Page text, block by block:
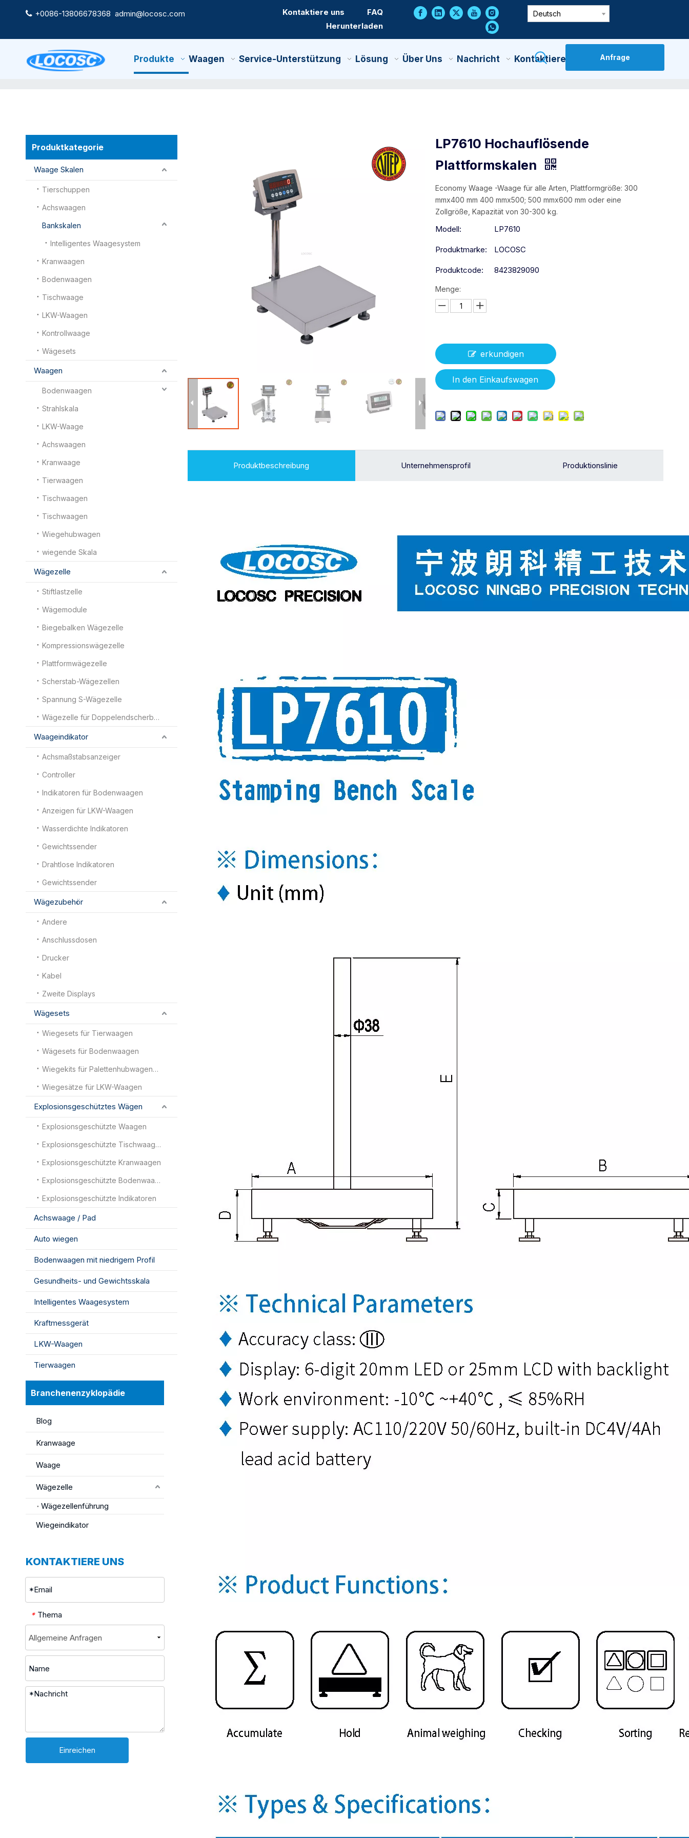
 +0086-13806678368 admin@locosc.com Kontaktiere uns
FAQ
Herunterladen
Deutsch
Produkte Waagen Service-Unterstützung Lösung Über Uns Nachricht Kontaktiere Uns Anfrage
Produktkategorie
Waage Skalen
Tierschuppen
Achswaagen
Bankskalen
Intelligentes Waagesystem
Kranwaagen
Bodenwaagen
Tischwaage
LKW-Waagen
Kontrollwaage
Wägesets
Waagen
Bodenwaagen
Strahlskala
LKW-Waage
Achswaagen
Kranwaage
Tierwaagen
Tischwaagen
Tischwaagen
Wiegehubwagen
wiegende Skala
Wägezelle
Stiftlastzelle
Wägemodule
Biegebalken Wägezelle
Kompressionswägezelle
Plattformwägezelle
Scherstab-Wägezellen
Spannung S-Wägezelle
Wägezelle für Doppelendscherbalken
Waageindikator
Achsmaßstabsanzeiger
Controller
Indikatoren für Bodenwaagen
Anzeigen für LKW-Waagen
Wasserdichte Indikatoren
Gewichtssender
Drahtlose Indikatoren
Gewichtssender
Wägezubehör
Andere
Anschlussdosen
Drucker
Kabel
Zweite Displays
Wägesets
Wiegesets für Tierwaagen
Wägesets für Bodenwaagen
Wiegekits für Palettenhubwagenwaagen
Wiegesätze für LKW-Waagen
Explosionsgeschütztes Wägen
Explosionsgeschützte Waagen
Explosionsgeschützte Tischwaagen
Explosionsgeschützte Kranwaagen
Explosionsgeschützte Bodenwaagen
Explosionsgeschützte Indikatoren
Achswaage / Pad
Auto wiegen
Bodenwaagen mit niedrigem Profil
Gesundheits- und Gewichtsskala
Intelligentes Waagesystem
Kraftmessgerät
LKW-Waagen
Tierwaagen
Branchenenzyklopädie
Blog
Kranwaage
Waage
Wägezelle
Wägezellenführung
Wiegeindikator
KONTAKTIERE UNS
* Thema
Einreichen
LP7610 Hochauflösende
Plattformskalen
Economy Waage -Waage für alle Arten, Plattformgröße: 300
mmx400 mm 400 mmx500; 500 mmx600 mm oder eine
Zollgröße, Kapazität von 30-300 kg.
Modell: LP7610
Produktmarke: LOCOSC
Produktcode: 8423829090
Menge:
erkundigen
In den Einkaufswagen
Produktbeschreibung Unternehmensprofil Produktionslinie